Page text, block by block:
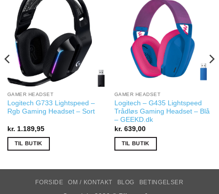
GAMER HEADSET
Logitech G733 Lightspeed –
Rgb Gaming Headset – Sort
kr. 1.189,95
TIL BUTIK
GAMER HEADSET
Logitech – G435 Lightspeed
Trådløs Gaming Headset – Blå
– GEEKD.dk
kr. 639,00
TIL BUTIK
FORSIDE OM / KONTAKT BLOG BETINGELSER